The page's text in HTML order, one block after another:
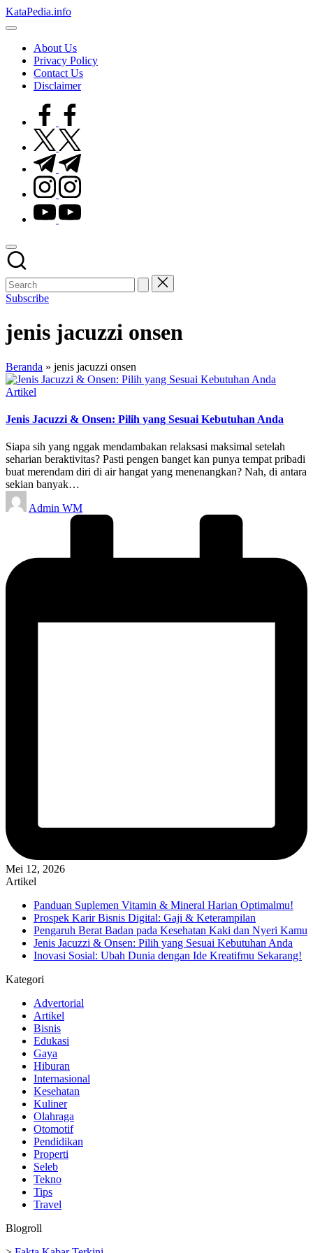
Skip
to
KataPedia.info
Berita
TerbaruAbout Us
Privacy Policy
Contact Us
Disclaimer
facebook.com
twitter.com
t.me
instagram.com
youtube.com
Subscribe
jenis jacuzzi onsen
Beranda » jenis jacuzzi onsen
Posted
Artikel
Jenis Jacuzzi & Onsen: Pilih yang Sesuai Kebutuhan Anda
Siapa sih yang nggak mendambakan relaksasi maksimal setelah
seharian beraktivitas? Pasti pengen banget kan punya tempat pribadi
buat merendam diri di air hangat yang menenangkan? Nah, di antara
sekian banyak…
Posted
by
Admin WM
Mei 12, 2026
Artikel
Panduan Suplemen Vitamin & Mineral Harian Optimalmu!
Prospek Karir Bisnis Digital: Gaji & Keterampilan
Pengaruh Berat Badan pada Kesehatan Kaki dan Nyeri Kamu
Jenis Jacuzzi & Onsen: Pilih yang Sesuai Kebutuhan Anda
Inovasi Sosial: Ubah Dunia dengan Ide Kreatifmu Sekarang!
Kategori
Advertorial
Artikel
Bisnis
Edukasi
Gaya
Hiburan
Internasional
Kesehatan
Kuliner
Olahraga
Otomotif
Pendidikan
Properti
Seleb
Tekno
Tips
Travel
Blogroll